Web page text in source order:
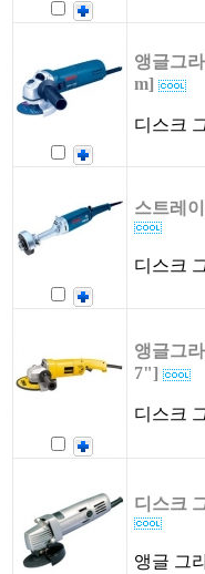
앵글그
m]
디스크
스트레
디스크
앵글그
7"]
디스크
디스크
앵글 그